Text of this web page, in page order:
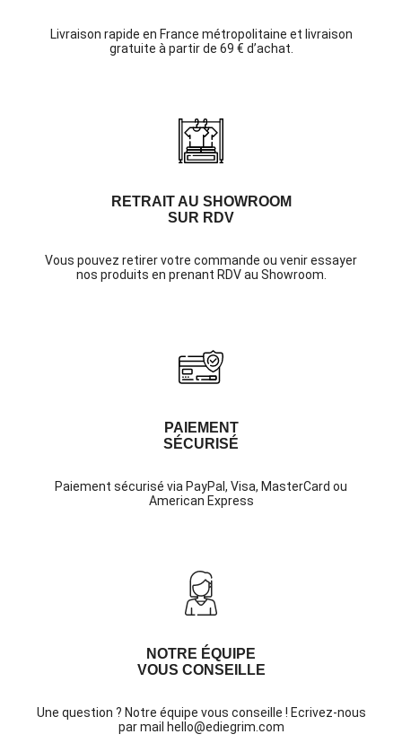
Livraison rapide en France métropolitaine et livraison
gratuite à partir de 69 € d’achat.
RETRAIT AU SHOWROOM
SUR RDV
Vous pouvez retirer votre commande ou venir essayer
nos produits en prenant RDV au Showroom.
PAIEMENT
SÉCURISÉ
Paiement sécurisé via PayPal, Visa, MasterCard ou
American Express
NOTRE ÉQUIPE
VOUS CONSEILLE
Une question ? Notre équipe vous conseille ! Ecrivez-nous
par mail hello@ediegrim.com